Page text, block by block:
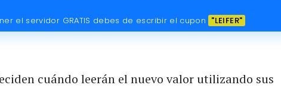
el servidor GRATIS debes de escribir el cupon "LEIFER"
cuándo leerán el nuevo valor utilizando sus